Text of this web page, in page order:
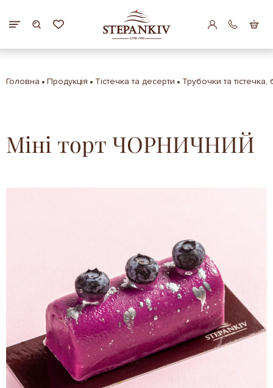
Головна Продукція Тістечка та десерти Трубочки та тістечка,
Міні торт ЧОРНИЧНИЙ